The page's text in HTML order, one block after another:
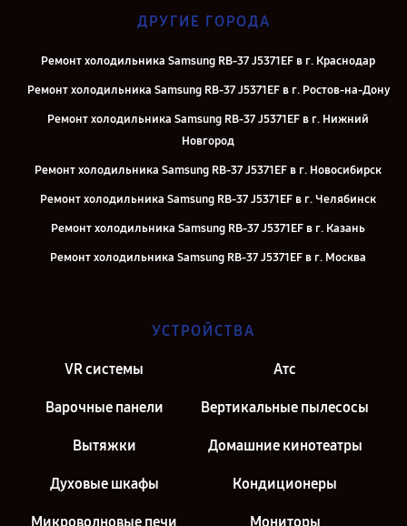
ДРУГИЕ ГОРОДА
Ремонт холодильника Samsung RB-37 J5371EF в г. Краснодар
Ремонт холодильника Samsung RB-37 J5371EF в г. Ростов-на-Дону
Ремонт холодильника Samsung RB-37 J5371EF в г. Нижний
Новгород
Ремонт холодильника Samsung RB-37 J5371EF в г. Новосибирск
Ремонт холодильника Samsung RB-37 J5371EF в г. Челябинск
Ремонт холодильника Samsung RB-37 J5371EF в г. Казань
Ремонт холодильника Samsung RB-37 J5371EF в г. Москва
УСТРОЙСТВА
VR системы Атс
Варочные панели Вертикальные пылесосы
Вытяжки Домашние кинотеатры
Духовые шкафы Кондиционеры
Микроволновые печи Мониторы